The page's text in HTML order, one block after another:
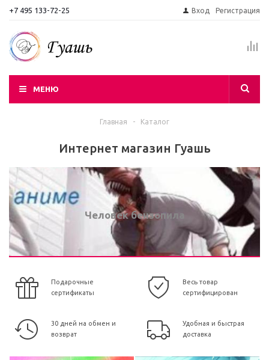
+7 495 133-72-25 Вход Регистрация
МЕНЮ
Главная - Каталог
Интернет магазин Гуашь
Человек бензопила
Подарочные
сертификаты
Весь товар
сертифицирован
30 дней на обмен и
возврат
Удобная и быстрая
доставка